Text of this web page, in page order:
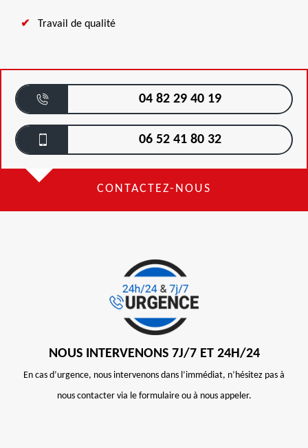
Travail de qualité
04 82 29 40 19
06 52 41 80 32
CONTACTEZ-NOUS
NOUS INTERVENONS 7J/7 ET 24H/24
En cas d’urgence, nous intervenons dans l’immédiat, n’hésitez pas à
nous contacter via le formulaire ou à nous appeler.